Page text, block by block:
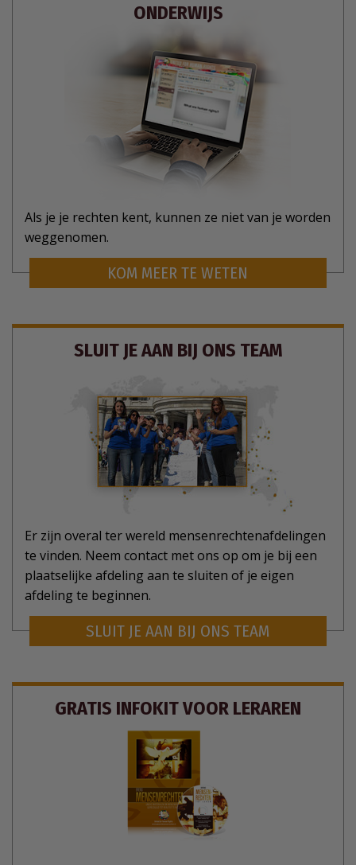
ONDERWIJS
Als je je rechten kent, kunnen ze niet van je worden
weggenomen.
KOM MEER TE WETEN
SLUIT JE AAN BIJ ONS TEAM
Er zijn overal ter wereld mensenrechtenafdelingen
te vinden. Neem contact met ons op om je bij een
plaatselijke afdeling aan te sluiten of je eigen
afdeling te beginnen.
SLUIT JE AAN BIJ ONS TEAM
GRATIS INFOKIT VOOR LERAREN